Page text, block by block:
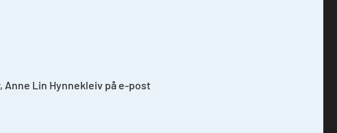
Lin Hynnekleiv på e-post